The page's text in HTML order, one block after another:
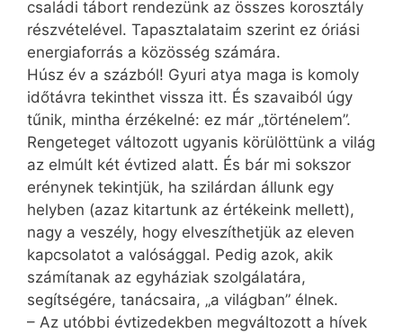
családi tábort rendezünk az összes korosztály
részvételével. Tapasztalataim szerint ez óriási
energiaforrás a közösség számára.
Húsz év a százból! Gyuri atya maga is komoly
időtávra tekinthet vissza itt. És szavaiból úgy
tűnik, mintha érzékelné: ez már „történelem”.
Rengeteget változott ugyanis körülöttünk a világ
az elmúlt két évtized alatt. És bár mi sokszor
erénynek tekintjük, ha szilárdan állunk egy
helyben (azaz kitartunk az értékeink mellett),
nagy a veszély, hogy elveszíthetjük az eleven
kapcsolatot a valósággal. Pedig azok, akik
számítanak az egyháziak szolgálatára,
segítségére, tanácsaira, „a világban” élnek.
– Az utóbbi évtizedekben megváltozott a hívek